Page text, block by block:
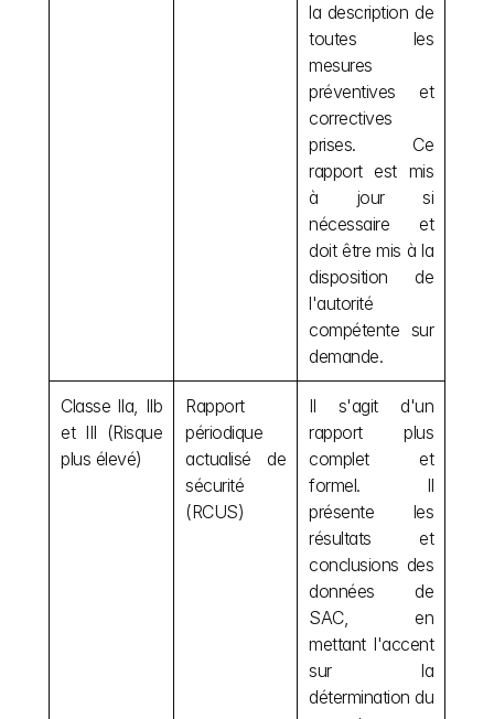
la description de
toutes les
mesures
préventives et
correctives
prises. Ce
rapport est mis
à jour si
nécessaire et
doit être mis à la
disposition de
l'autorité
compétente sur
demande.
Classe IIa, IIb
et III (Risque
plus élevé)
Rapport
périodique
actualisé de
sécurité
(RCUS)
Il s'agit d'un
rapport plus
complet et
formel. Il
présente les
résultats et
conclusions des
données de
SAC, en
mettant l'accent
sur la
détermination du